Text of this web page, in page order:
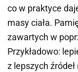
co w praktyce
masy ciała.
zawartych w
Przykładowo:
z lepszych